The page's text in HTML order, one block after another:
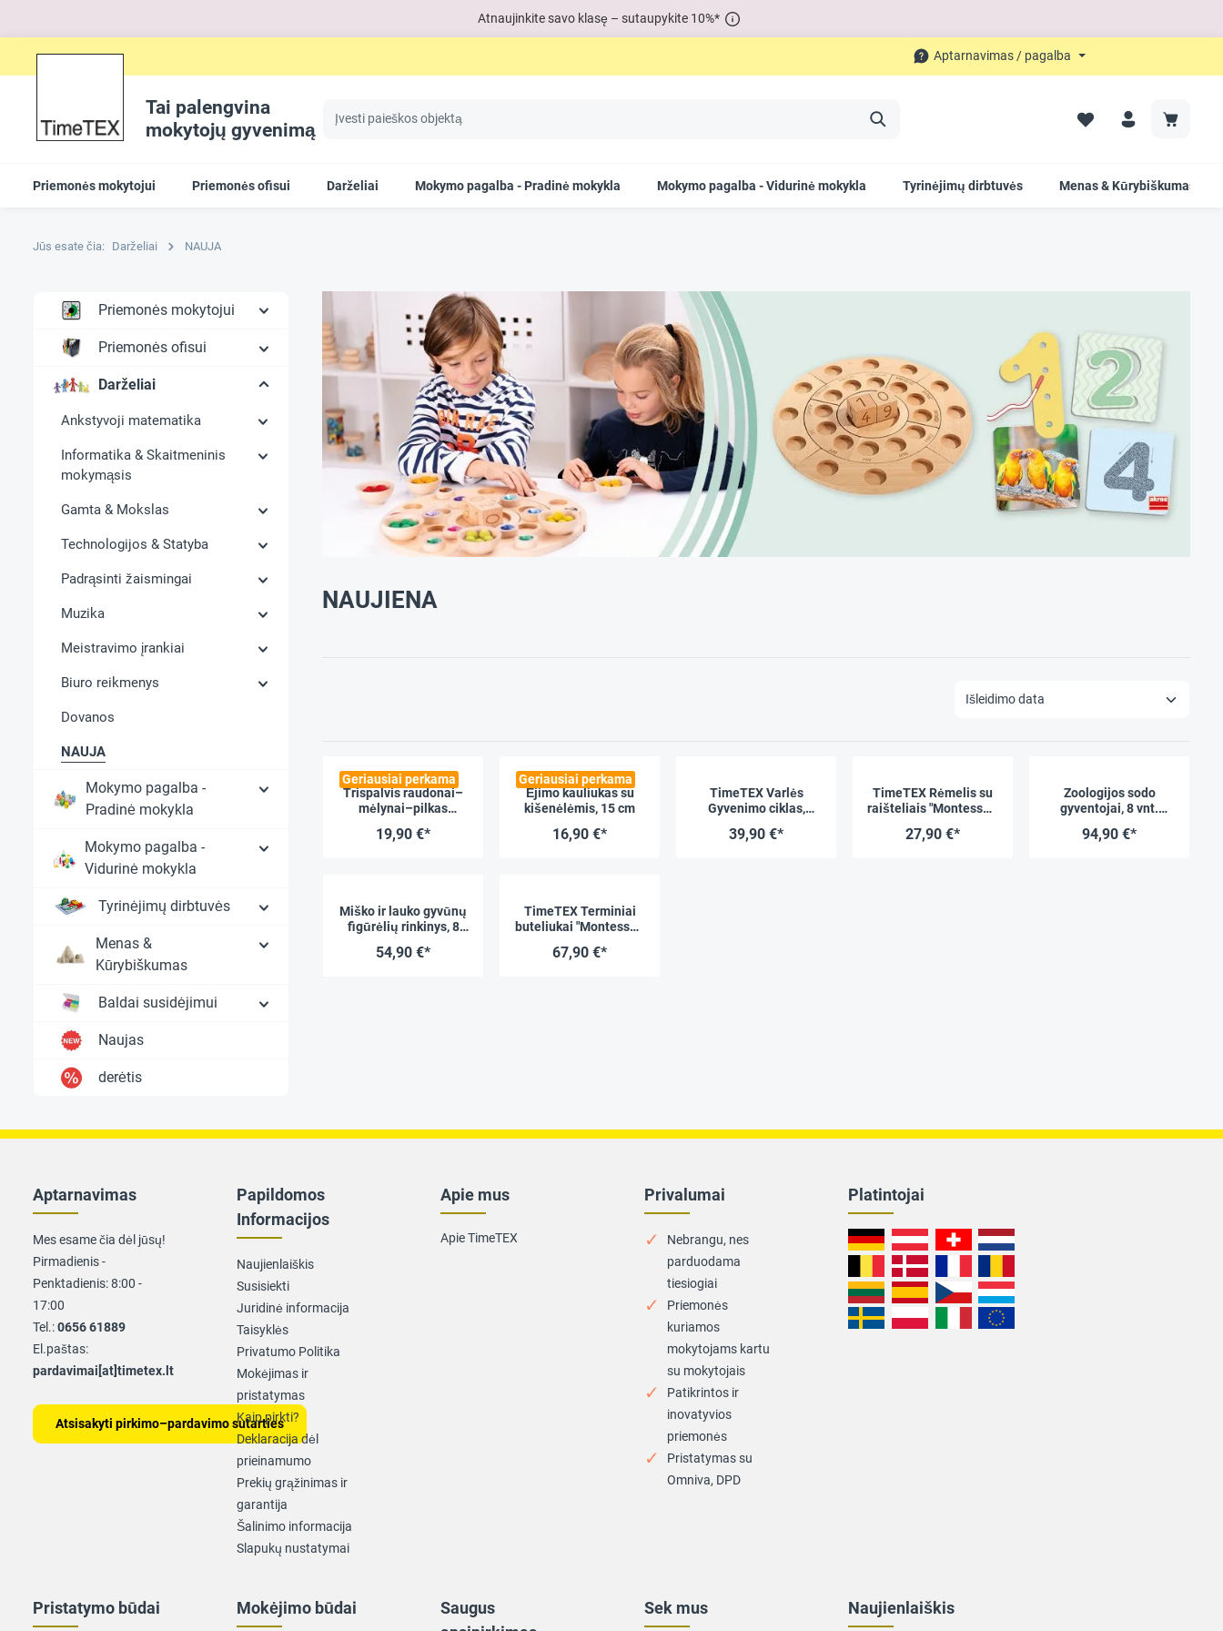
Atnaujinkite savo klasę – sutaupykite 10%*
Aptarnavimas / pagalba
Tai palengvina
mokytojų gyvenimą
Priemonės mokytojui Priemonės ofisui Darželiai Mokymo pagalba - Pradinė mokykla Mokymo pagalba - Vidurinė mokykla Tyrinėjimų dirbtuvės Menas & Kūrybiškumas
Jūs esate čia: Darželiai NAUJA
Priemonės mokytojui
Priemonės ofisui
Darželiai
Ankstyvoji matematika
Informatika & Skaitmeninis
mokymąsis
Gamta & Mokslas
Technologijos & Statyba
Padrąsinti žaismingai
Muzika
Meistravimo įrankiai
Biuro reikmenys
Dovanos
NAUJA
Mokymo pagalba -
Pradinė mokykla
Mokymo pagalba -
Vidurinė mokykla
Tyrinėjimų dirbtuvės
Menas &
Kūrybiškumas
Baldai susidėjimui
Naujas
derėtis
NAUJIENA
Geriausiai perkama
Trispalvis raudonai–
mėlynai–pilkas
ABACO 20
19,90 €*
Geriausiai perkama
Ėjimo kauliukas su
kišenėlėmis, 15 cm
16,90 €*
TimeTEX Varlės
Gyvenimo ciklas,
Vokiška versija
39,90 €*
TimeTEX Rėmelis su
raišteliais "Montessori
27,90 €*
Zoologijos sodo
gyventojai, 8 vnt.
94,90 €*
Miško ir lauko gyvūnų
figūrėlių rinkinys, 8
54,90 €*
TimeTEX Terminiai
buteliukai "Montessori
67,90 €*
Sek mus
Privalumai
Nebrangu, nes
parduodama
tiesiogiai
Priemonės
kuriamos
mokytojams kartu
su mokytojais
Patikrintos ir
inovatyvios
priemonės
Pristatymas su
Omniva, DPD
Platintojai
Saugus
Apie mus
Apie TimeTEX
Naujienlaiškis
Aptarnavimas
Mes esame čia dėl jūsų!
Pirmadienis -
Penktadienis: 8:00 -
17:00
Tel.:0656 61889
El.paštas:
pardavimai[at]timetex.lt
Atsisakyti pirkimo–pardavimo sutarties
Papildomos
Informacijos
Naujienlaiškis
Susisiekti
Juridinė informacija
Taisyklės
Privatumo Politika
Mokėjimas ir
pristatymas
Kaip pirkti?
Deklaracija dėl
prieinamumo
Prekių grąžinimas ir
garantija
Šalinimo informacija
Slapukų nustatymai
Mokėjimo būdai
Pristatymo būdai